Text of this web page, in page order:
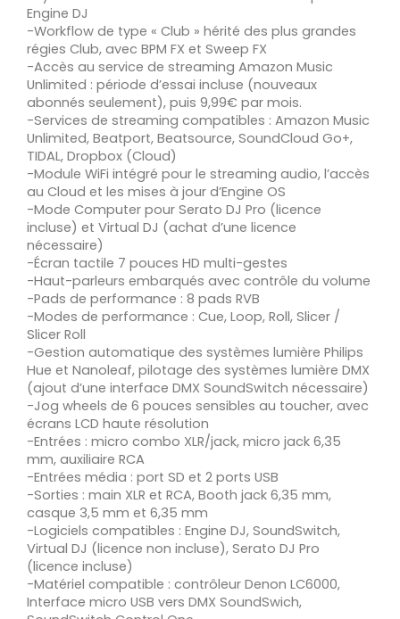
Engine DJ
-Workflow de type « Club » hérité des plus grandes
régies Club, avec BPM FX et Sweep FX
-Accès au service de streaming Amazon Music
Unlimited : période d’essai incluse (nouveaux
abonnés seulement), puis 9,99€ par mois.
-Services de streaming compatibles : Amazon Music
Unlimited, Beatport, Beatsource, SoundCloud Go+,
TIDAL, Dropbox (Cloud)
-Module WiFi intégré pour le streaming audio, l’accès
au Cloud et les mises à jour d’Engine OS
-Mode Computer pour Serato DJ Pro (licence
incluse) et Virtual DJ (achat d’une licence
nécessaire)
-Écran tactile 7 pouces HD multi-gestes
-Haut-parleurs embarqués avec contrôle du volume
-Pads de performance : 8 pads RVB
-Modes de performance : Cue, Loop, Roll, Slicer /
Slicer Roll
-Gestion automatique des systèmes lumière Philips
Hue et Nanoleaf, pilotage des systèmes lumière DMX
(ajout d’une interface DMX SoundSwitch nécessaire)
-Jog wheels de 6 pouces sensibles au toucher, avec
écrans LCD haute résolution
-Entrées : micro combo XLR/jack, micro jack 6,35
mm, auxiliaire RCA
-Entrées média : port SD et 2 ports USB
-Sorties : main XLR et RCA, Booth jack 6,35 mm,
casque 3,5 mm et 6,35 mm
-Logiciels compatibles : Engine DJ, SoundSwitch,
Virtual DJ (licence non incluse), Serato DJ Pro
(licence incluse)
-Matériel compatible : contrôleur Denon LC6000,
Interface micro USB vers DMX SoundSwich,